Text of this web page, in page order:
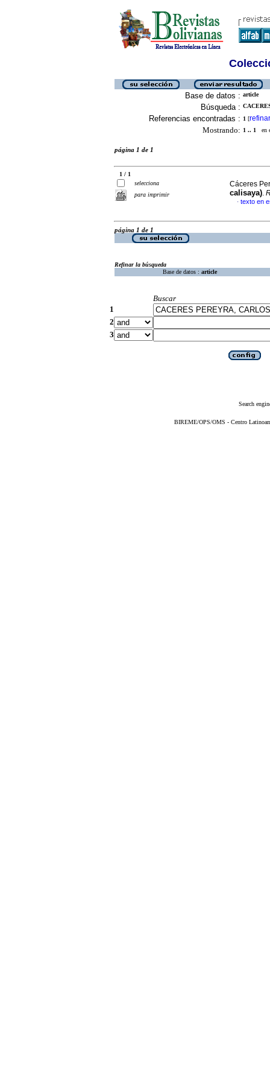
Base de datos : article
Búsqueda :
Referencias encontradas : 1 [refinar
Mostrando: 1 .. 1 en
página 1 de 1
1 / 1
selecciona
para imprimir
Cáceres
calisaya).
· texto en
página 1 de 1
Refinar la búsqueda
Base de datos : article
Buscar
1
2
3
Search
BIREME/OPS/OMS - Centro